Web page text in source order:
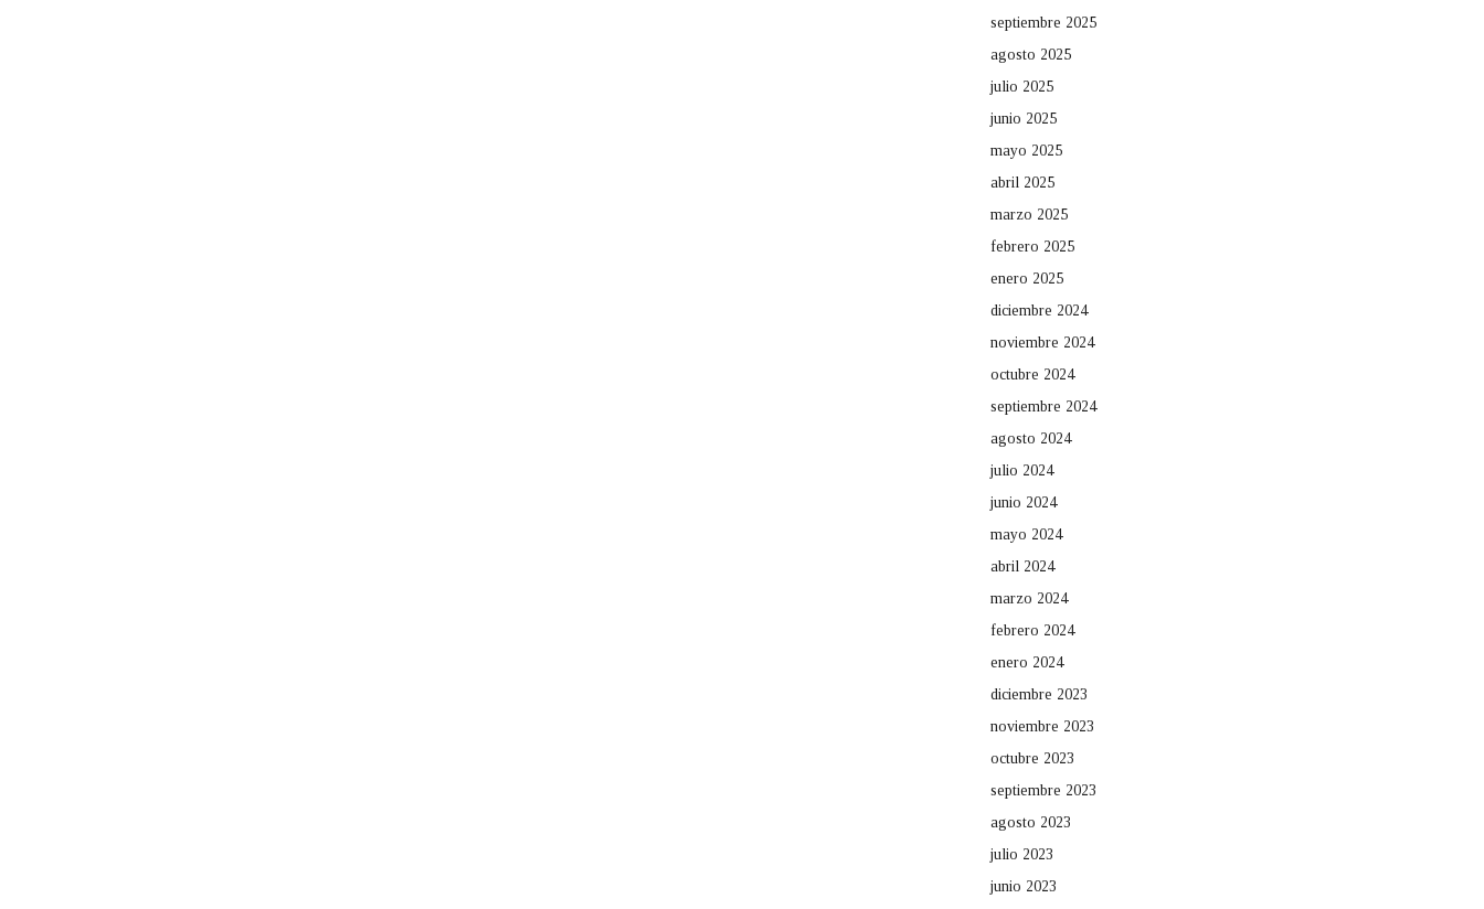
septiembre 2025
agosto 2025
julio 2025
junio 2025
mayo 2025
abril 2025
marzo 2025
febrero 2025
enero 2025
diciembre 2024
noviembre 2024
octubre 2024
septiembre 2024
agosto 2024
julio 2024
junio 2024
mayo 2024
abril 2024
marzo 2024
febrero 2024
enero 2024
diciembre 2023
noviembre 2023
octubre 2023
septiembre 2023
agosto 2023
julio 2023
junio 2023